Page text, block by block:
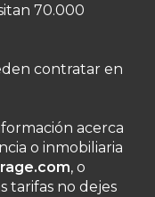
70.000
contratar en
acerca
o inmobiliaria
, o
tarifas no dejes